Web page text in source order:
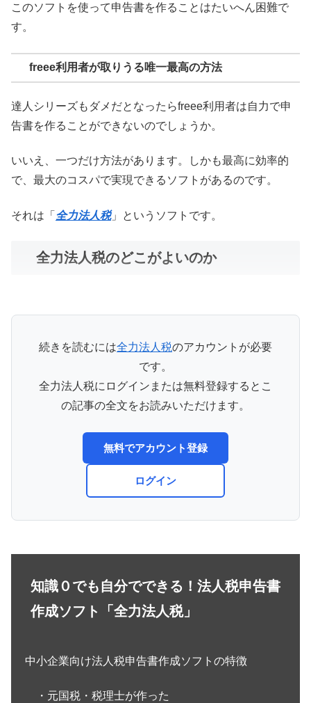
このソフトを使って申告書を作ることはたいへん困難で
す。
freee利用者が取りうる唯一最高の方法
達人シリーズもダメだとなったらfreee利用者は自力で申
告書を作ることができないのでしょうか。
いいえ、一つだけ方法があります。しかも最高に効率的
で、最大のコスパで実現できるソフトがあるのです。
それは「 全力法人税」というソフトです。
全力法人税のどこがよいのか
続きを読むには全力法人税のアカウントが必要
です。
全力法人税にログインまたは無料登録するとこ
の記事の全文をお読みいただけます。
無料でアカウント登録
ログイン
知識０でも自分でできる！法人税申告書
作成ソフト「全力法人税」
中小企業向け法人税申告書作成ソフトの特徴
・元国税・税理士が作った